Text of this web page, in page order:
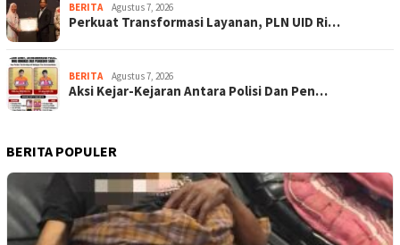
BERITA Agustus 7, 2026
Perkuat Transformasi Layanan, PLN UID Ri…
BERITA Agustus 7, 2026
Aksi Kejar-Kejaran Antara Polisi Dan Pen…
BERITA POPULER